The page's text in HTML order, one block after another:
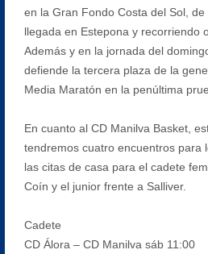
en la Gran Fondo Costa del Sol,
llegada en Estepona y recorriendo
Además y en la jornada del
defiende la tercera plaza de la
Media Maratón en la penúltima
En cuanto al CD Manilva Basket,
tendremos cuatro encuentros para
las citas de casa para el cadete
Coín y el junior frente a Salliver.
Cadete
CD Álora – CD Manilva sáb 11:00